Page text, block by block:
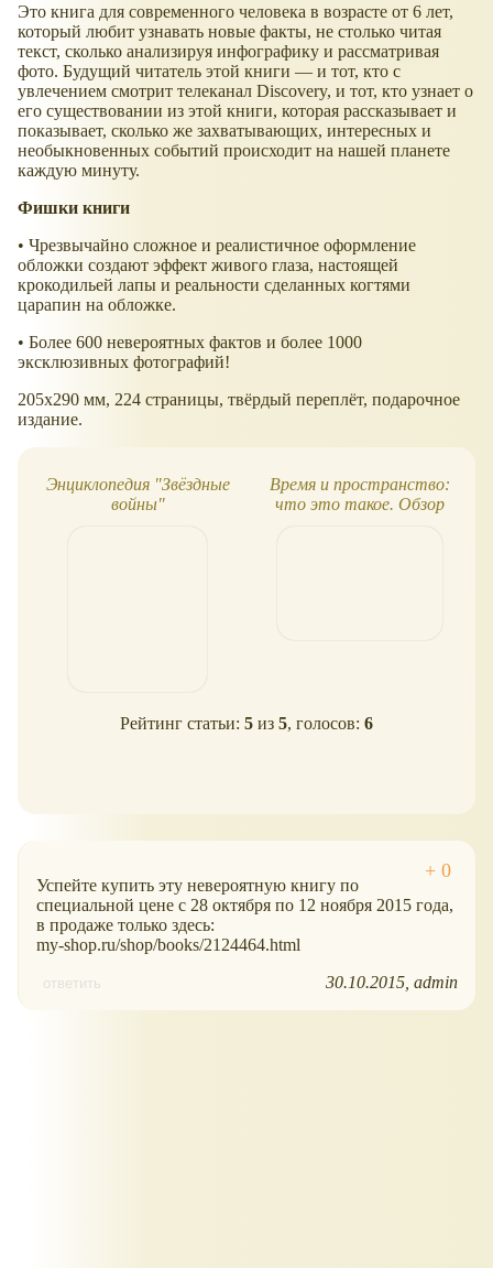
Это книга для современного человека в возрасте от 6 лет,
который любит узнавать новые факты, не столько читая
текст, сколько анализируя инфографику и рассматривая
фото. Будущий читатель этой книги — и тот, кто с
увлечением смотрит телеканал Discovery, и тот, кто узнает о
его существовании из этой книги, которая рассказывает и
показывает, сколько же захватывающих, интересных и
необыкновенных событий происходит на нашей планете
каждую минуту.
Фишки книги
• Чрезвычайно сложное и реалистичное оформление
обложки создают эффект живого глаза, настоящей
крокодильей лапы и реальности сделанных когтями
царапин на обложке.
• Более 600 невероятных фактов и более 1000
эксклюзивных фотографий!
205x290 мм, 224 страницы, твёрдый переплёт, подарочное
издание.
Энциклопедия "Звёздные
войны"
Время и пространство:
что это такое. Обзор
Рейтинг статьи: 5 из 5, голосов: 6
Успейте купить эту невероятную книгу по
специальной цене с 28 октября по 12 ноября 2015 года,
в продаже только здесь:
my-shop.ru/shop/books/2124464.html
ответить 30.10.2015 admin